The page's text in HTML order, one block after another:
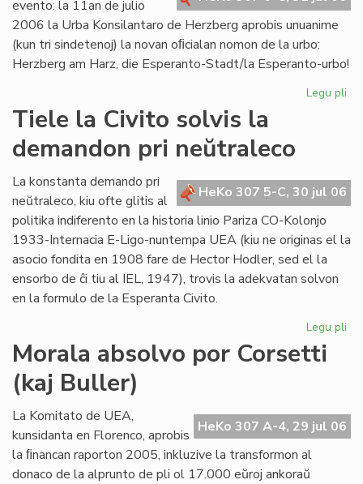
evento: la 11an de julio
2006 la Urba Konsilantaro de Herzberg aprobis unuanime
(kun tri sindetenoj) la novan oﬁcialan nomon de la urbo:
Herzberg am Harz, die Esperanto-Stadt/la Esperanto-urbo!
Legu pli
Tiele la Civito solvis la
demandon pri neŭtraleco
HeKo 307 5-C, 30 jul 06
La konstanta demando pri
neŭtraleco, kiu ofte glitis al
politika indiferento en la historia linio Pariza CO-Kolonjo
1933-Internacia E-Ligo-nuntempa UEA (kiu ne originas el la
asocio fondita en 1908 fare de Hector Hodler, sed el la
ensorbo de ĉi tiu al IEL, 1947), trovis la adekvatan solvon
en la formulo de la Esperanta Civito.
Legu pli
la
Morala absolvo por Corsetti
(kaj Buller)
HeKo 307 A-4, 29 jul 06
La Komitato de UEA,
kunsidanta en Florenco, aprobis
la ﬁnancan raporton 2005, inkluzive la transformon al
donaco de la alprunto de pli ol 17.000 eŭroj ankoraŭ